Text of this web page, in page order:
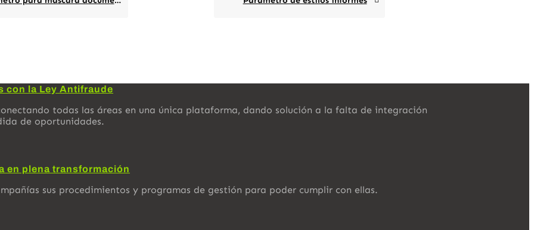
con la Ley Antifraude
todas las áreas en una única plataforma, dando solución a la falta de integración
de oportunidades.
en plena transformación
sus procedimientos y programas de gestión para poder cumplir con ellas.